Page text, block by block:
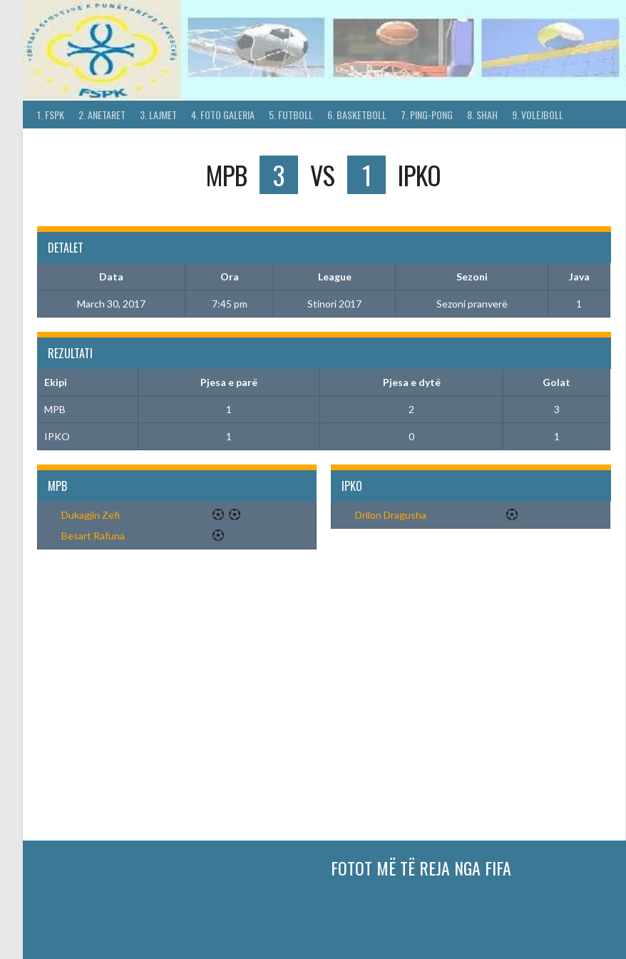
content
1. FSPK 2. ANETARET 3. LAJMET 4. FOTO GALERIA 5. FUTBOLL 6. BASKETBOLL 7. PING-PONG 8. SHAH 9. VOLEJBOLL
MPB 3 VS 1 IPKO
DETALET
Data Ora League Sezoni Java
March 30, 2017 7:45 pm Stinori 2017 Sezoni pranverë 1
REZULTATI
Ekipi Pjesa e parë Pjesa e dytë Golat
MPB 1 2 3
IPKO 1 0 1
MPB
Dukagjin Zefi
Besart Rafuna
IPKO
Drilon Dragusha
FOTOT MË TË REJA NGA FIFA